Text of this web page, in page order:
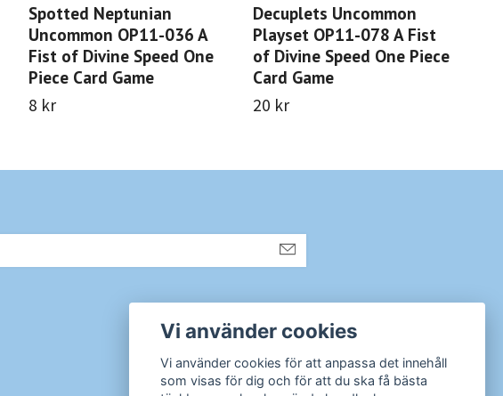
Spotted Neptunian
Uncommon OP11-036 A
Fist of Divine Speed One
Piece Card Game
8 kr
Decuplets Uncommon
Playset OP11-078 A Fist
of Divine Speed One Piece
Card Game
20 kr
Instagram
Vi använder cookies
Vi använder cookies för att anpassa det innehåll
som visas för dig och för att du ska få bästa